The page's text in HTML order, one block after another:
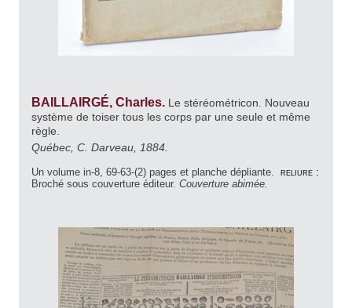
BAILLAIRGÉ, Charles. Le stéréométricon. Nouveau
système de toiser tous les corps par une seule et même
règle.
Québec, C. Darveau, 1884.
Un volume in-8, 69-63-(2) pages et planche dépliante. reliure :
Broché sous couverture éditeur. Couverture abimée.